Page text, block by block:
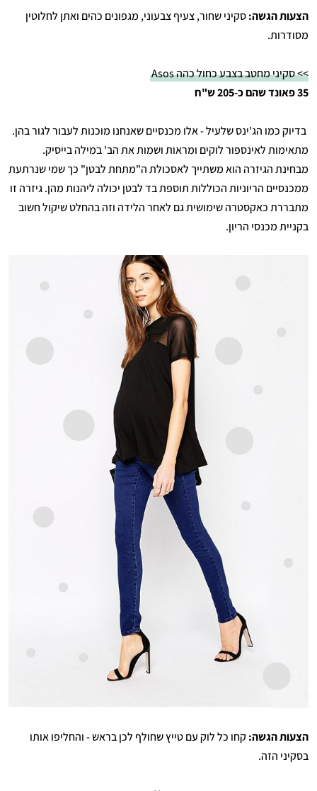
הצעות הגשה:סקיני שחור, צעיף צבעוני, מגפונים כהים ואתן לחלוטין
מסודרות.
>> סקיני מחטב בצבע כחול כהה Asos
35 פאונד שהם כ-205 ש"ח
בדיוק כמו הג'ינס שלעיל - אלו מכנסיים שאנחנו מוכנות לעבור לגור בהן.
מתאימות לאינספור לוקים ומראות ושמות את הב' במילה בייסיק.
מבחינת הגיזרה הוא משתייך לאסכולת ה"מתחת לבטן" כך שמי שנרתעת
ממכנסיים הריוניות הכוללות תוספת בד לבטן יכולה ליהנות מהן. גיזרה זו
מתבררת כאקסטרה שימושית גם לאחר הלידה וזה בהחלט שיקול חשוב
בקניית מכנסי הריון.
הצעות הגשה:קחו כל לוק עם טייץ שחולף לכן בראש - והחליפו אותו
בסקיני הזה.